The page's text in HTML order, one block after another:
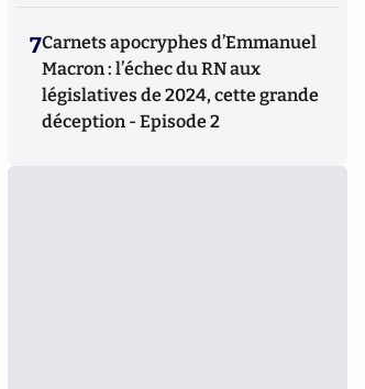
7Carnets apocryphes d’Emmanuel
Macron : l’échec du RN aux
législatives de 2024, cette grande
déception - Episode 2